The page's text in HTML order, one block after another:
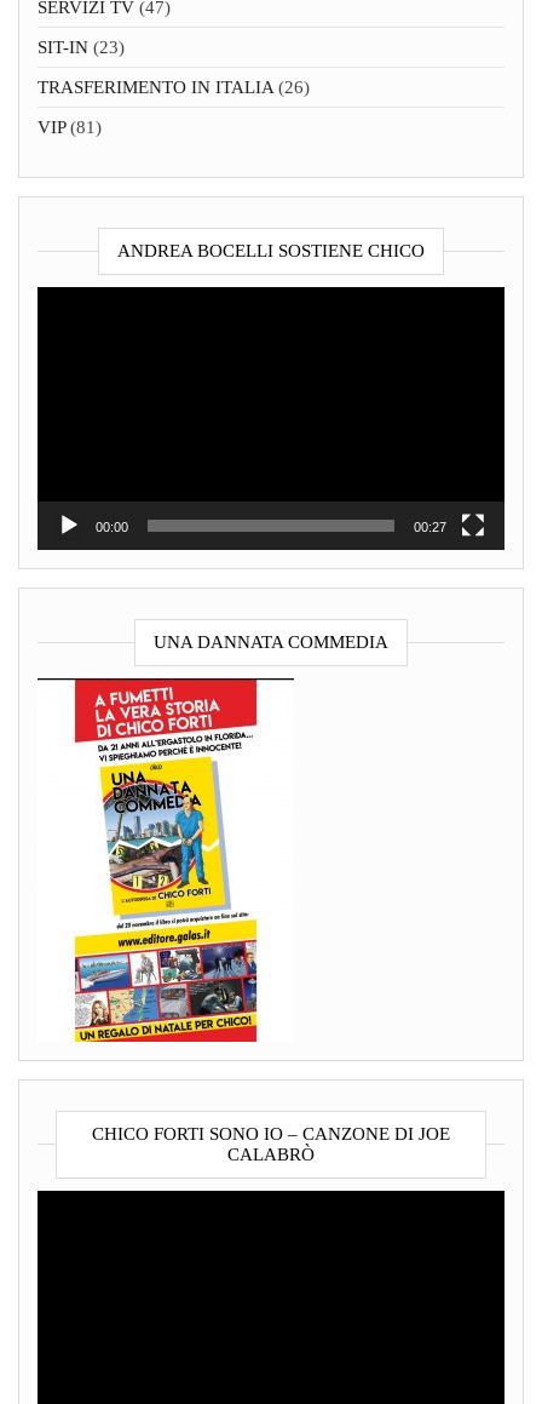
SERVIZI TV (47)
SIT-IN (23)
TRASFERIMENTO IN ITALIA(26)
VIP(81)
ANDREA BOCELLI SOSTIENE CHICO
00:00 00:27
UNA DANNATA COMMEDIA
CHICO FORTI SONO IO – CANZONE DI JOE
CALABRÒ